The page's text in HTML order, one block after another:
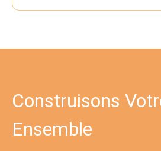
Construisons
Ensemble